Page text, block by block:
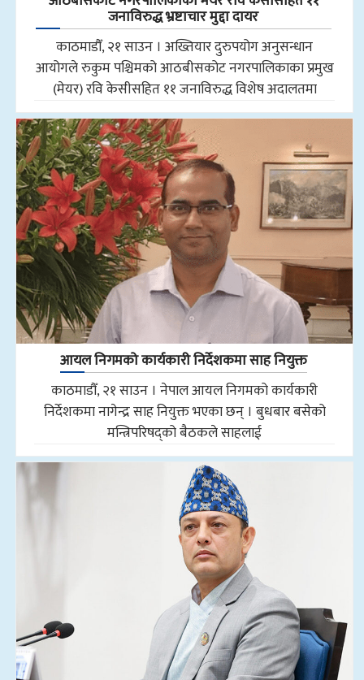
जनाविरुद्ध भ्रष्टाचार मुद्दा दायर
काठमाडौँ, २१ साउन । अख्तियार दुरुपयोग अनुसन्धान
आयोगले रुकुम पश्चिमको आठबीसकोट नगरपालिकाका प्रमुख
(मेयर) रवि केसीसहित ११ जनाविरुद्ध विशेष अदालतमा
आयल निगमको कार्यकारी निर्देशकमा साह नियुक्त
काठमाडौँ, २१ साउन । नेपाल आयल निगमको कार्यकारी
निर्देशकमा नागेन्द्र साह नियुक्त भएका छन् । बुधबार बसेको
मन्त्रिपरिषद्को बैठकले साहलाई